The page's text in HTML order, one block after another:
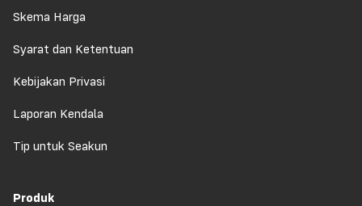
Skema Harga
Syarat dan Ketentuan
Kebijakan Privasi
Laporan Kendala
Tip untuk Seakun
Produk